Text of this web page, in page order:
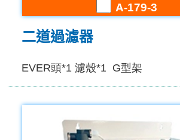
A-179-3
二道過濾器
EVER頭*1 濾殼*1 G型架